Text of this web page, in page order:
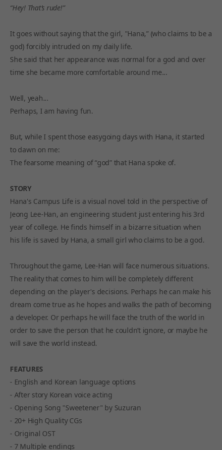
“Hey! That’s rude!”
It goes without saying that the girl, "Hana,” (who claims to be a
god) forcibly intruded on my daily life.
She said that her appearance was normal for a god and over
time she became more comfortable around me...
Well, yeah...
Perhaps, I am having fun.
But, while I spent those easygoing days with Hana, it started
to dawn on me:
The fearsome meaning of “god” that Hana spoke of.
STORY
Hana's Campus Life is a visual novel told in the perspective of
Jeong Lee-Han, an engineering student just entering his 3rd
year of college. He finds himself in a bizarre situation when
his life is saved by Hana, a small girl who claims to be a god.
Throughout the game, Lee-Han will face numerous situations.
The reality that comes to him will be completely different
depending on the player's decisions. Perhaps he can make his
dream come true as he hopes and walks the path of becoming
a developer. Or perhaps he will face the truth of the world in
order to save the person that he couldn’t ignore, or maybe he
will save the world instead.
FEATURES
- English and Korean language options
- After story Korean voice acting
- Opening Song "Sweetener" by Suzuran
- 20+ High Quality CGs
- Original OST
- 7 Multiple endings